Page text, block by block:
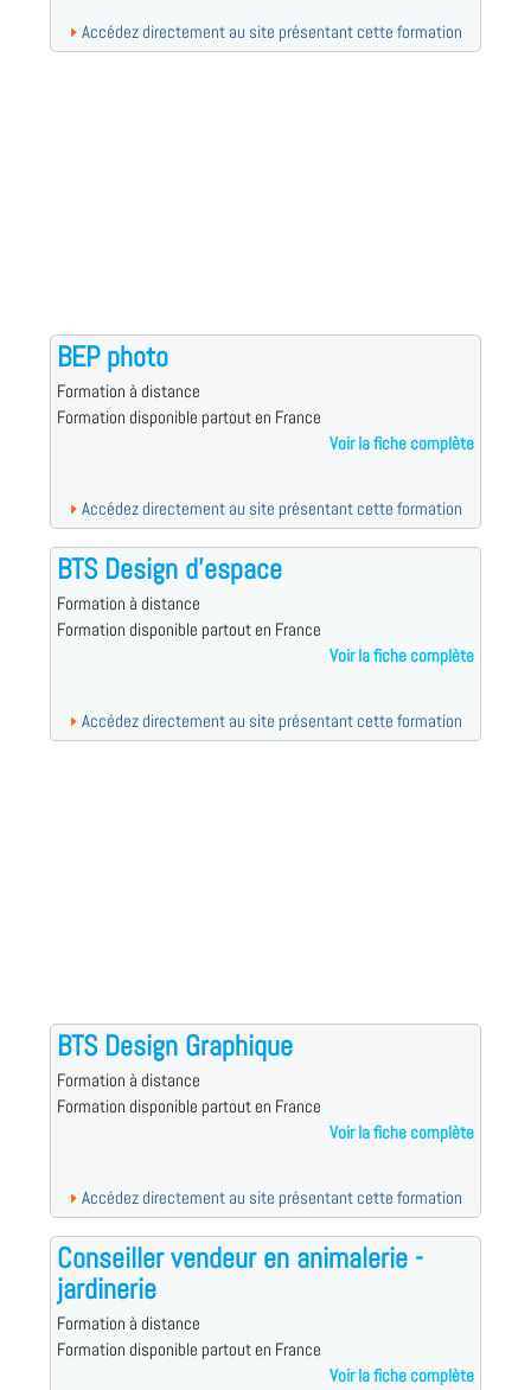
Accédez directement au site présentant cette formation
BEP photo
Formation à distance
Formation disponible partout en France
Voir la fiche complète
Accédez directement au site présentant cette formation
BTS Design d'espace
Formation à distance
Formation disponible partout en France
Voir la fiche complète
Accédez directement au site présentant cette formation
BTS Design Graphique
Formation à distance
Formation disponible partout en France
Voir la fiche complète
Accédez directement au site présentant cette formation
Conseiller vendeur en animalerie -
jardinerie
Formation à distance
Formation disponible partout en France
Voir la fiche complète